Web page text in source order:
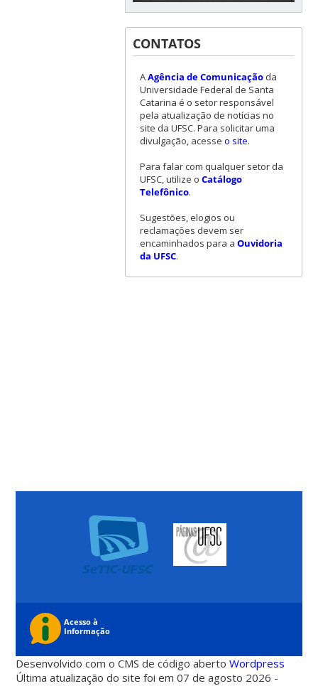
CONTATOS
AAgência de Comunicaçãoda
Universidade Federal de Santa
Catarina é o setor responsável
pela atualização de notícias no
site da UFSC. Para solicitar uma
divulgação, acesse o site.
Para falar com qualquer setor da
UFSC, utilize o Catálogo
Telefônico.
Sugestões, elogios ou
reclamações devem ser
encaminhados para a Ouvidoria
da UFSC.
Desenvolvido com o CMS de código abertoWordpress
Última atualização do site foi em 07 de agosto 2026 -